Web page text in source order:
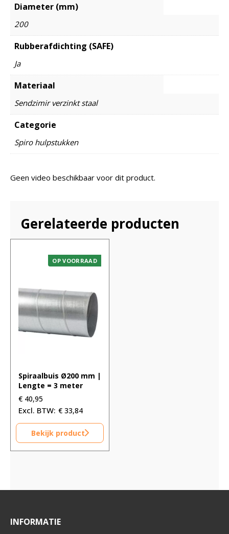
Diameter (mm)
200
Rubberafdichting (SAFE)
Ja
Materiaal
Sendzimir verzinkt staal
Categorie
Spiro hulpstukken
Geen video beschikbaar voor dit product.
Gerelateerde producten
OP VOORRAAD
Spiraalbuis Ø200 mm |
Lengte = 3 meter
€ 40,95
€ 33,84
Bekijk product
INFORMATIE